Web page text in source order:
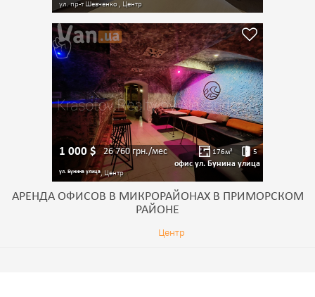
ул. пр-т Шевченко , Центр
1 000$ 26 760грн./мес 176м² 5
офис ул. Бунина улица
ул. Бунина улица, Центр
АРЕНДА ОФИСОВ В МИКРОРАЙОНАХ В ПРИМОРСКОМ
РАЙОНЕ
Центр